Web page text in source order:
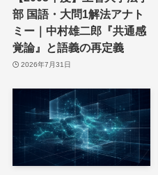
部 国語・大問1解法アナト
ミー｜中村雄二郎『共通感
覚論』と語義の再定義
2026年7月31日